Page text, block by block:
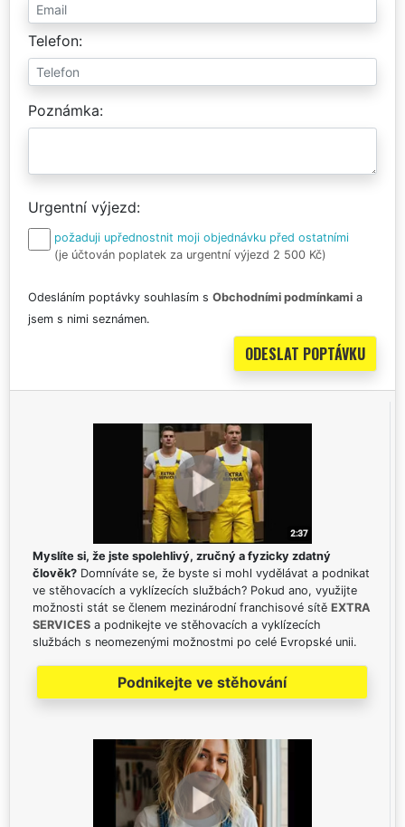
Telefon
Poznámka
Urgentní výjezd
požaduji upřednostnit moji objednávku před ostatními
(je účtován poplatek za urgentní výjezd 2 500 Kč)
Odesláním poptávky souhlasím s Obchodními podmínkami a
jsem s nimi seznámen.
Myslíte si, že jste spolehlivý, zručný a fyzicky zdatný
člověk? Domníváte se, že byste si mohl vydělávat a podnikat
ve stěhovacích a vyklízecích službách? Pokud ano, využijte
možnosti stát se členem mezinárodní franchisové sítě EXTRA
SERVICES a podnikejte ve stěhovacích a vyklízecích
službách s neomezenými možnostmi po celé Evropské unii.
Podnikejte ve stěhování